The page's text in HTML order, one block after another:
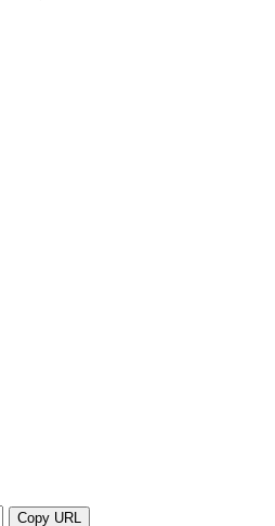
Copy URL